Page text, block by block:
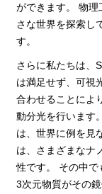
ができます。 物理
さな世界を探索し
す。
さらに私たちは、
は満足せず、可視
合わせることによ
動分光を行います
は、世界に例を見
は、さまざまなナ
性です。 その中で
3次元物質がその